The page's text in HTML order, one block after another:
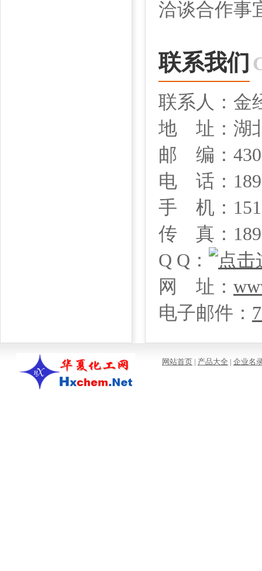
洽谈合作事
联系我们
联系人：金
地 址：湖
邮 编：
电 话：
手 机：
传 真：
Q Q：
网 址：
电子邮件：
网站首页 | 产品大全 | 企业名